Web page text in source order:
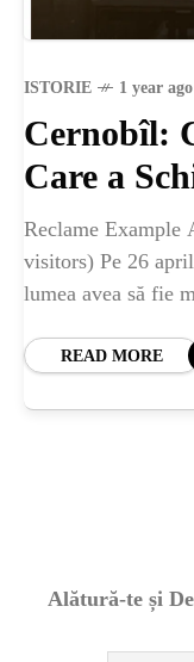
ISTORIE 1 year ago
Cernobîl:
Care a
Reclame
visitors) Pe 26
lumea avea să fie
READ MORE
Alătură-te și